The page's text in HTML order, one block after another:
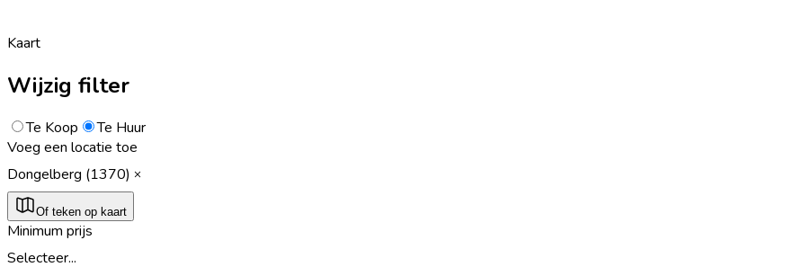
Kaart
Wijzig filter
Te Koop
Te Huur
Voeg een locatie toe
Dongelberg (1370)
Of teken op kaart
Minimum prijs
Selecteer...